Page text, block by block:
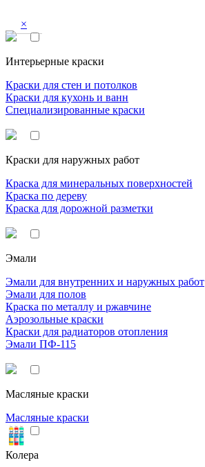
×
Интерьерные краски
Краски для стен и потолков
Краски для кухонь и ванн
Специализированные краски
Краски для наружных работ
Краска для минеральных поверхностей
Краска по дереву
Краска для дорожной разметки
Эмали
Эмали для внутренних и наружных работ
Эмали для полов
Краска по металлу и ржавчине
Аэрозольные краски
Краски для радиаторов отопления
Эмали ПФ-115
Масляные краски
Масляные краски
Колера